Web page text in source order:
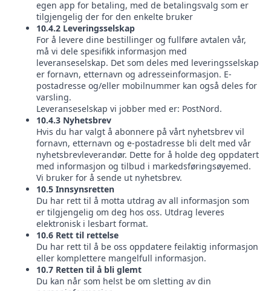
egen app for betaling, med de betalingsvalg som er
tilgjengelig der for den enkelte bruker
10.4.2 Leveringsselskap
For å levere dine bestillinger og fullføre avtalen vår,
må vi dele spesifikk informasjon med
leveranseselskap. Det som deles med leveringsselskap
er fornavn, etternavn og adresseinformasjon. E-
postadresse og/eller mobilnummer kan også deles for
varsling.
Leveranseselskap vi jobber med er: PostNord.
10.4.3 Nyhetsbrev
Hvis du har valgt å abonnere på vårt nyhetsbrev vil
fornavn, etternavn og e-postadresse bli delt med vår
nyhetsbrevleverandør. Dette for å holde deg oppdatert
med informasjon og tilbud i markedsføringsøyemed.
Vi bruker for å sende ut nyhetsbrev.
10.5 Innsynsretten
Du har rett til å motta utdrag av all informasjon som
er tilgjengelig om deg hos oss. Utdrag leveres
elektronisk i lesbart format.
10.6 Rett til rettelse
Du har rett til å be oss oppdatere feilaktig informasjon
eller komplettere mangelfull informasjon.
10.7 Retten til å bli glemt
Du kan når som helst be om sletting av din